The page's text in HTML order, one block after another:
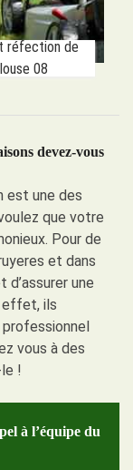
réfection de
08
devez-vous
est une des
que votre
Pour de
et dans
une
effet, ils
vous à des
!
à l’équipe du